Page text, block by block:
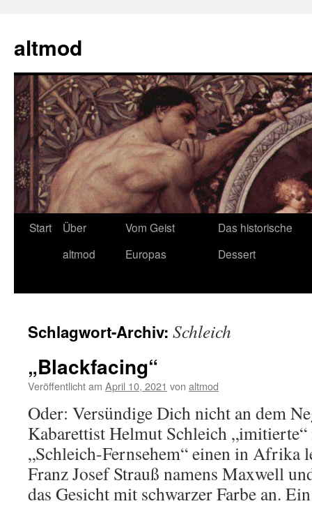
springen
altmod
Start
Über
altmod
Vom Geist
Europas
Das historische
Dessert
Schlagwort-Archiv: Schleich
„Blackfacing“
Veröffentlicht am April 10, 2021 von altmod
Oder: Versündige Dich nicht an dem
Kabarettist Helmut Schleich
„Schleich-Fernsehem“ einen in Afrika
Franz Josef Strauß namens Maxwell
das Gesicht mit schwarzer Farbe an.